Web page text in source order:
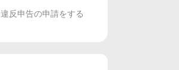
違反申告の申請をする